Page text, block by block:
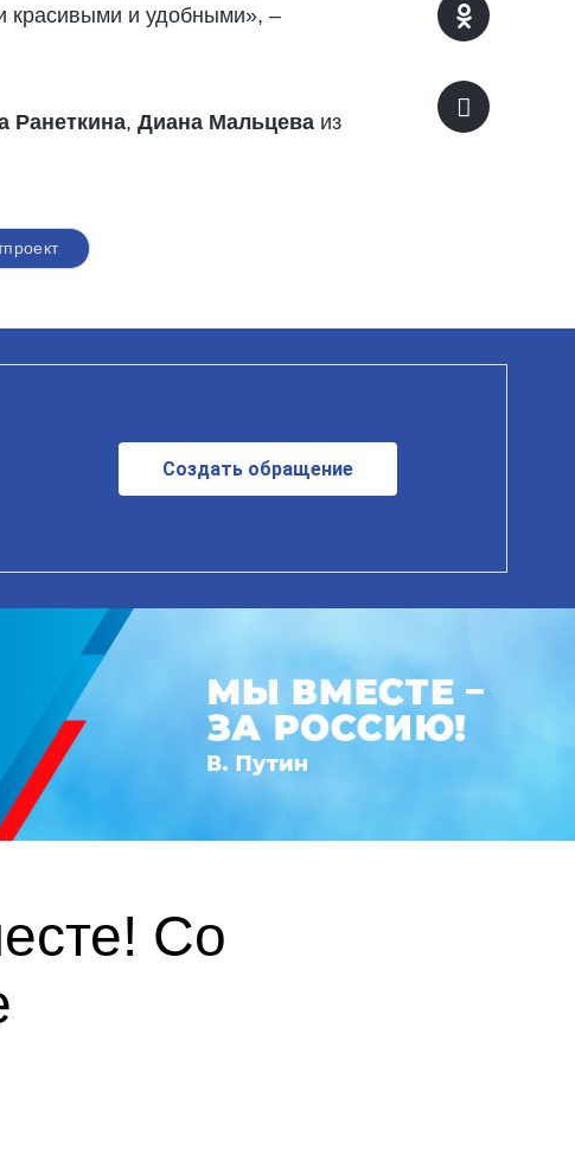
красивыми и удобными», –
Ранеткина, Диана Мальцеваиз
Создать обращение
Со